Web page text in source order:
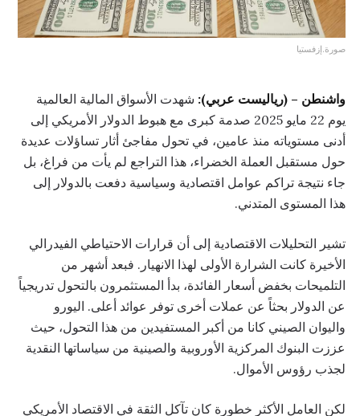
صورة.إزفستيا
واشنطن – (رياليست عربي): شهدت الأسواق المالية العالمية
يوم 22 مايو 2025 صدمة كبرى مع هبوط الدولار الأمريكي إلى
أدنى مستوياته منذ عامين، في تحول مفاجئ أثار تساؤلات عديدة
حول مستقبل العملة الخضراء، هذا التراجع لم يأت من فراغ، بل
جاء نتيجة تراكم عوامل اقتصادية وسياسية دفعت بالدولار إلى
هذا المستوى المتدني.
تشير التحليلات الاقتصادية إلى أن قرارات الاحتياطي الفيدرالي
الأخيرة كانت الشرارة الأولى لهذا الانهيار. فبعد أشهر من
التلميحات بخفض أسعار الفائدة، بدأ المستثمرون بالتحول تدريجياً
عن الدولار بحثاً عن عملات أخرى توفر عوائد أعلى. اليورو
واليوان الصيني كانا من أكبر المستفيدين من هذا التحول، حيث
عززت البنوك المركزية الأوروبية والصينية من سياساتها النقدية
لجذب رؤوس الأموال.
لكن العامل الأكثر خطورة كان تآكل الثقة في الاقتصاد الأمريكي